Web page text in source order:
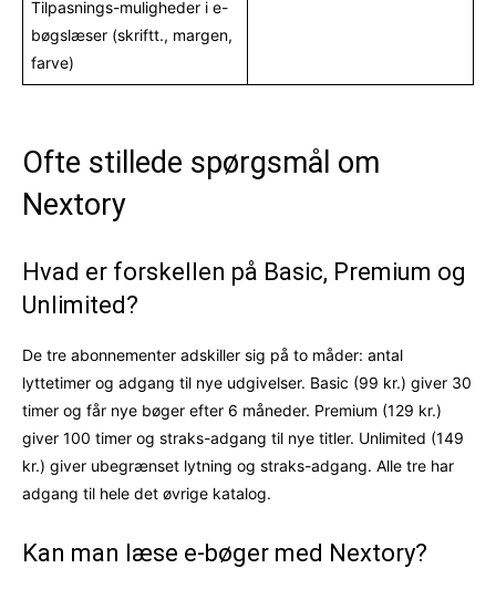
Tilpasnings-muligheder i e-
bøgslæser (skriftt., margen,
farve)
Ofte stillede spørgsmål om
Nextory
Hvad er forskellen på Basic, Premium og
Unlimited?
De tre abonnementer adskiller sig på to måder: antal
lyttetimer og adgang til nye udgivelser. Basic (99 kr.) giver 30
timer og får nye bøger efter 6 måneder. Premium (129 kr.)
giver 100 timer og straks-adgang til nye titler. Unlimited (149
kr.) giver ubegrænset lytning og straks-adgang. Alle tre har
adgang til hele det øvrige katalog.
Kan man læse e-bøger med Nextory?